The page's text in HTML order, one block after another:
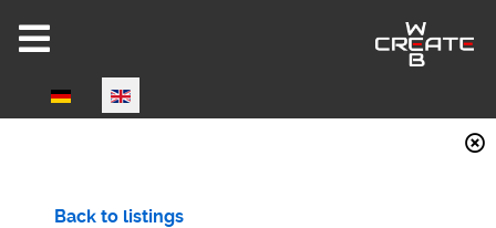
Select your language
Joomla 6 ready!
Back to listings